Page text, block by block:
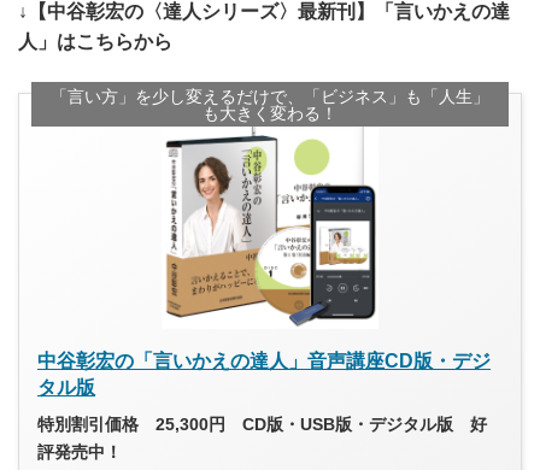
↓【中谷彰宏の〈達人シリーズ〉最新刊】「言いかえの達
人」はこちらから
「言い方」を少し変えるだけで、「ビジネス」も「人生」
も大きく変わる！
中谷彰宏の「言いかえの達人」音声講座CD版・デジ
タル版
特別割引価格 25,300円 CD版・USB版・デジタル版 好
評発売中！